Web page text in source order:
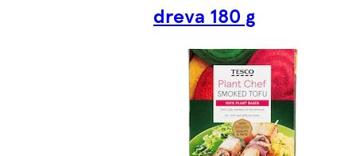
dreva 180 g